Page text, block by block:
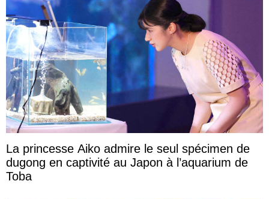
La princesse Aiko admire le seul spécimen de
dugong en captivité au Japon à l’aquarium de
Toba